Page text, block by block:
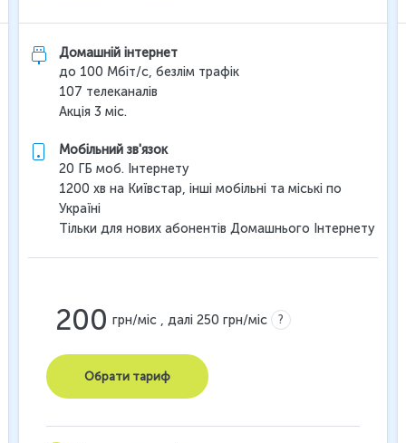
Домашній інтернет
до 100 Мбіт/с, безлім трафік
107 телеканалів
Акція 3 міс.
Мобільний зв'язок
20 ГБ моб. Інтернету
1200 хв на Київстар, інші мобільні та міські по
Україні
Тільки для нових абонентів Домашнього Інтернету
200 грн/міс , далі 250 грн/міс ?
Обрати тариф